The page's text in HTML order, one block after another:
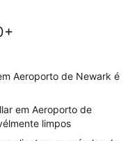
Aeroporto de Newark é
em Aeroporto de
limpos